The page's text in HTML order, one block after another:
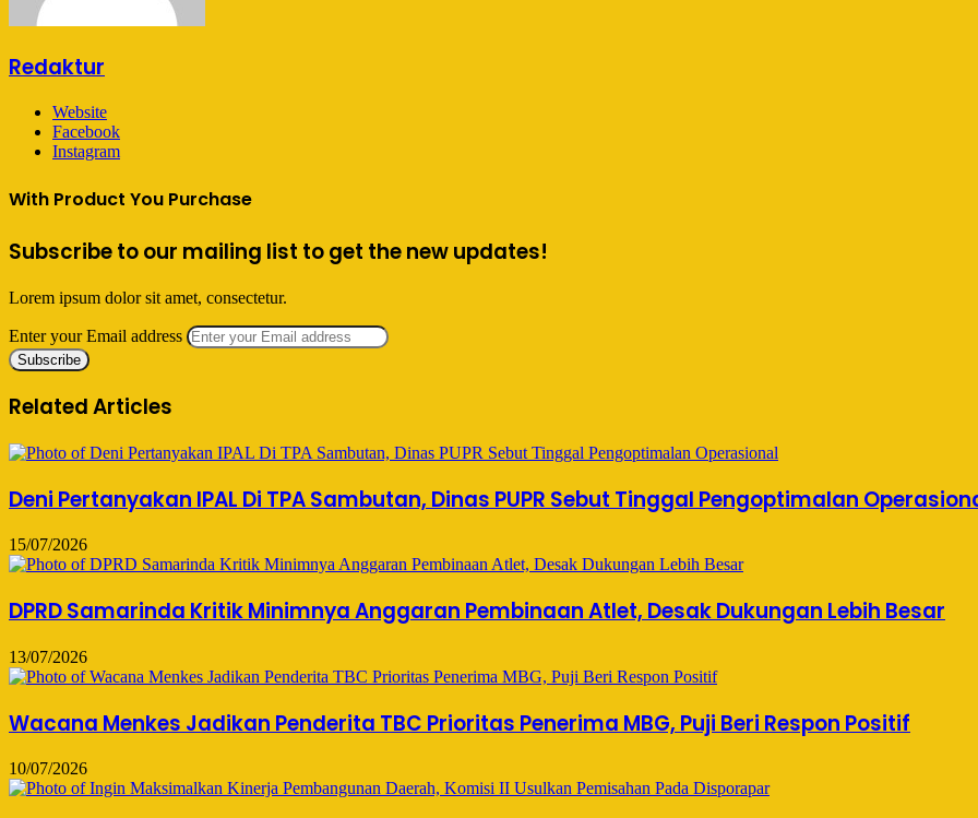
Redaktur
Website
Facebook
Instagram
With Product You Purchase
Subscribe to our mailing list to get the new updates!
Lorem ipsum dolor sit amet, consectetur.
Enter your Email address
Related Articles
Deni Pertanyakan IPAL Di TPA Sambutan, Dinas PUPR Sebut Tinggal Pengoptimalan
15/07/2026
DPRD Samarinda Kritik Minimnya Anggaran Pembinaan Atlet, Desak Dukungan Lebih Besar
13/07/2026
Wacana Menkes Jadikan Penderita TBC Prioritas Penerima MBG, Puji Beri Respon Positif
10/07/2026